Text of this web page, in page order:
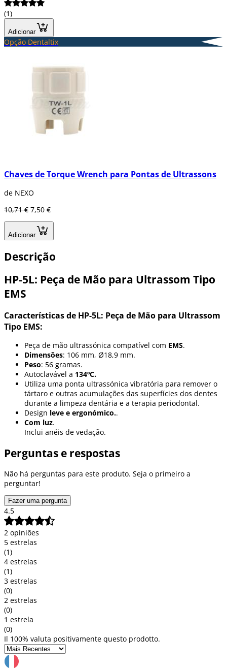
(1)
Adicionar
Opção Dentaltix
Chaves de Torque Wrench para Pontas de Ultrassons
de NEXO
10,71 € 7,50 €
Adicionar
Descrição
HP-5L: Peça de Mão para Ultrassom Tipo
EMS
Características de HP-5L: Peça de Mão para Ultrassom
Tipo EMS:
Peça de mão ultrassónica compatível com EMS.
Dimensões: 106 mm, Ø18,9 mm.
Peso: 56 gramas.
Autoclavável a 134ºC.
Utiliza uma ponta ultrassónica vibratória para remover o
tártaro e outras acumulações das superfícies dos dentes
durante a limpeza dentária e a terapia periodontal.
Design leve e ergonómico..
Com luz.
Inclui anéis de vedação.
Perguntas e respostas
Não há perguntas para este produto. Seja o primeiro a
perguntar!
Fazer uma pergunta
4.5
2 opiniões
5 estrelas
(1)
4 estrelas
(1)
3 estrelas
(0)
2 estrelas
(0)
1 estrela
(0)
Il 100% valuta positivamente questo prodotto.